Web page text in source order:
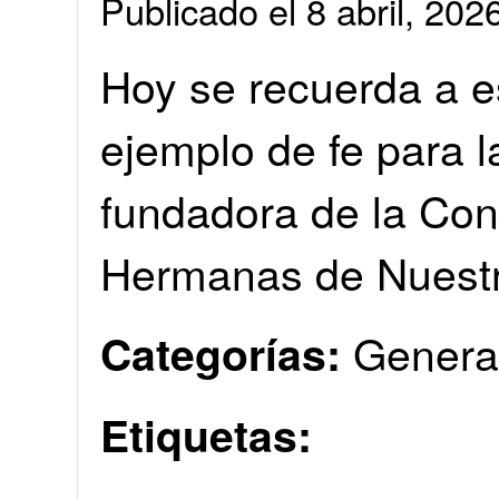
Hoy se recuerda a
ejemplo de fe para
fundadora de la
Hermanas de
Categorías:
Etiquetas: